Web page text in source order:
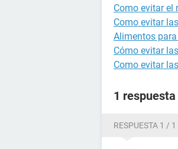
Como evitar el
Como evitar
Alimentos
Cómo evitar
Como evitar
1 respuesta
RESPUESTA 1 / 1